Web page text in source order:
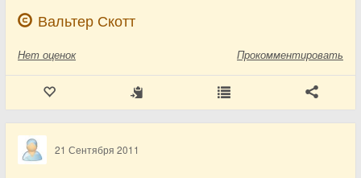
Вальтер Скотт
Нет оценок Прокомментировать
21 Сентября 2011